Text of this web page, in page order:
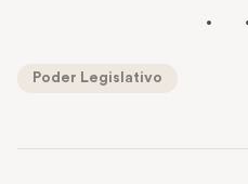
Poder Legislativo